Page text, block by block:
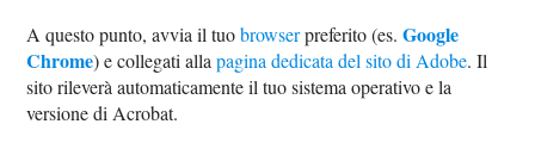
A questo punto, avvia il tuobrowserpreferito (es.Google
Chrome) e collegati allapagina dedicata del sito di Adobe. Il
sito rileverà automaticamente il tuo sistema operativo e la
versione di Acrobat.